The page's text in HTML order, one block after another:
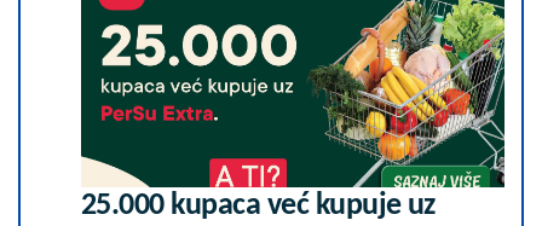
25.000 kupaca već kupuje uz